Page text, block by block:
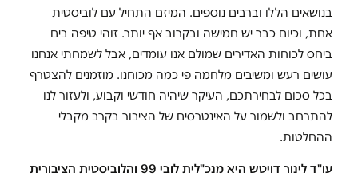
בנושאים הללו וברבים נוספים. המיזם התחיל עם לוביסטית
אחת, וכיום כבר יש חמישה ובקרוב אף יותר. זוהי טיפה בים
ביחס לכוחות האדירים שמולם אנו עומדים, אבל לשמחתי אנחנו
עושים רעש ומשיבים מלחמה פי כמה מכוחנו. מוזמנים להצטרף
בכל סכום לבחירתכם, העיקר שיהיה חודשי וקבוע, ולעזור לנו
להתרחב ולשמור על האינטרסים של הציבור בקרב מקבלי
ההחלטות.
עו"ד לינור דויטש היא מנכ"לית לובי 99 והלוביסטית הציבורית